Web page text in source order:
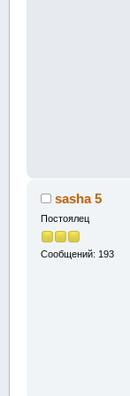
sasha 5
Постоялец
Сообщений: 193